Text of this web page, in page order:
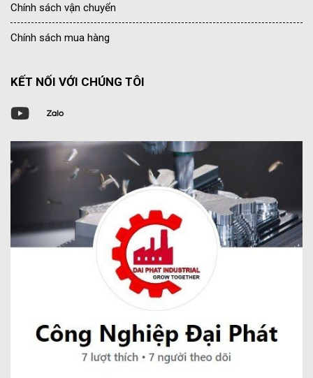
Chính sách vận chuyển
Chính sách mua hàng
KẾT NỐI VỚI CHÚNG TÔI